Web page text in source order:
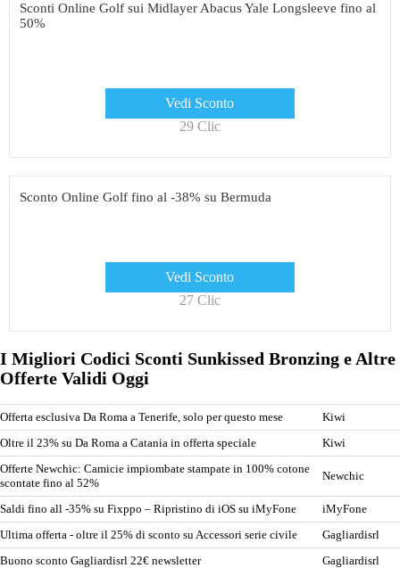
Sconti Online Golf sui Midlayer Abacus Yale Longsleeve fino al
50%
Vedi Sconto
29 Clic
Sconto Online Golf fino al -38% su Bermuda
Vedi Sconto
27 Clic
I Migliori Codici Sconti Sunkissed Bronzing e Altre
Offerte Validi Oggi
Offerta esclusiva Da Roma a Tenerife, solo per questo mese
Kiwi
Oltre il 23% su Da Roma a Catania in offerta speciale
Kiwi
Offerte Newchic: Camicie impiombate stampate in 100% cotone
scontate fino al 52%
Newchic
Saldi fino all -35% su Fixppo – Ripristino di iOS su iMyFone
iMyFone
Ultima offerta - oltre il 25% di sconto su Accessori serie civile
Gagliardisrl
Buono sconto Gagliardisrl 22€ newsletter
Gagliardisrl